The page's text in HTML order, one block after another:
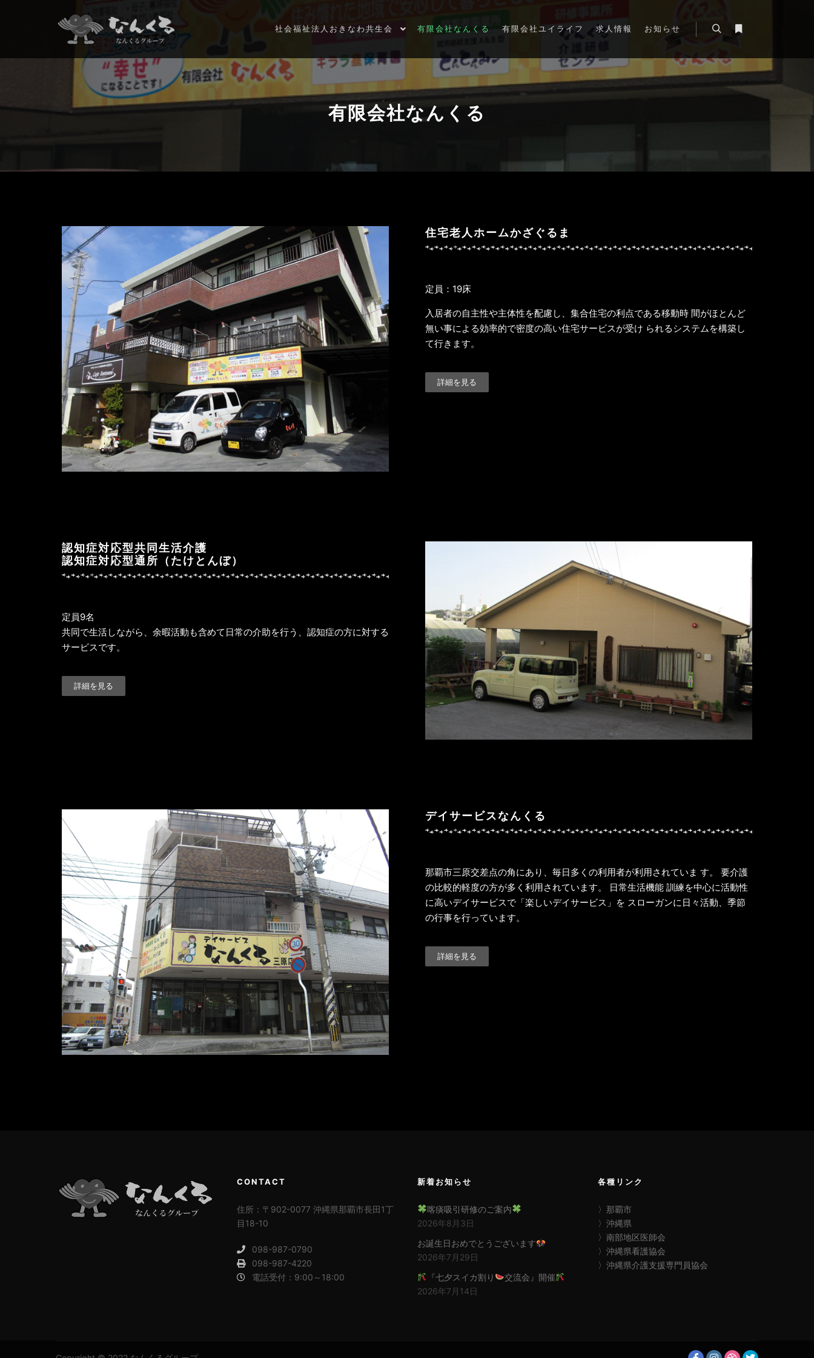
社会福祉法人おきなわ共生会 有限会社なんくる 有限会社ユイライフ 求人情報 お知らせ
有限会社なんくる
住宅老人ホームかざぐるま
定員：19床
入居者の自主性や主体性を配慮し、集合住宅の利点である移動時 間がほとんど
無い事による効率的で密度の高い住宅サービスが受け られるシステムを構築し
て行きます。
詳細を見る
認知症対応型共同生活介護
認知症対応型通所（たけとんぼ）
定員9名
共同で生活しながら、余暇活動も含めて日常の介助を行う、認知症の方に対する
サービスです。
詳細を見る
デイサービスなんくる
那覇市三原交差点の角にあり、毎日多くの利用者が利用されていま す。 要介護
の比較的軽度の方が多く利用されています。 日常生活機能 訓練を中心に活動性
に高いデイサービスで「楽しいデイサービス」を スローガンに日々活動、季節
の行事を行っています。
詳細を見る
CONTACT
住所：〒902-0077 沖縄県那覇市長田1丁
目18-10
098-987-0790
098-987-4220
電話受付：9:00～18:00
新着お知らせ
喀痰吸引研修のご案内
2026年8月3日
お誕生日おめでとうございます
2026年7月29日
『七夕スイカ割り
交流会』開催
2026年7月14日
各種リンク
〉那覇市
〉沖縄県
〉南部地区医師会
〉沖縄県看護協会
〉沖縄県介護支援専門員協会